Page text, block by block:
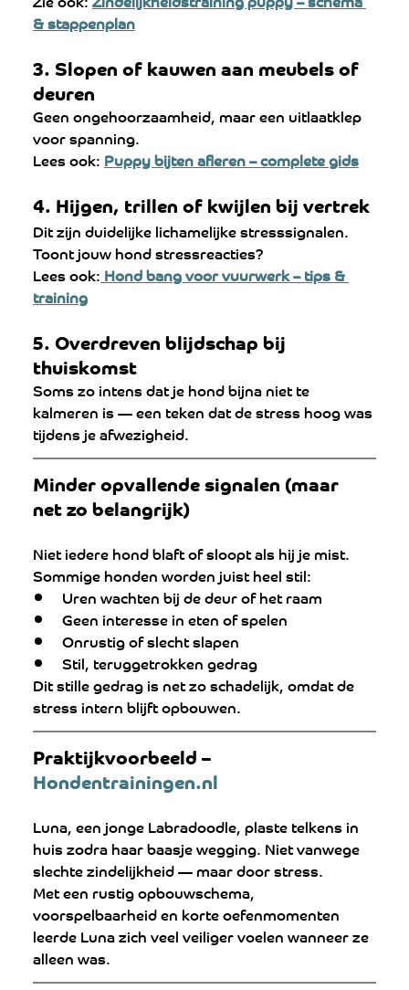
& stappenplan
3. Slopen of kauwen aan meubels of
deuren
Geen ongehoorzaamheid, maar een uitlaatklep
voor spanning.
Lees ook: Puppy bijten afleren – complete gids
4. Hijgen, trillen of kwijlen bij vertrek
Dit zijn duidelijke lichamelijke stresssignalen.
Toont jouw hond stressreacties?
Lees ook:Hond bang voor vuurwerk – tips &
training
5. Overdreven blijdschap bij
thuiskomst
Soms zo intens dat je hond bijna niet te
kalmeren is — een teken dat de stress hoog was
tijdens je afwezigheid.
Minder opvallende signalen (maar
net zo belangrijk)
Niet iedere hond blaft of sloopt als hij je mist.
Sommige honden worden juist heel stil:
Uren wachten bij de deur of het raam
Geen interesse in eten of spelen
Onrustig of slecht slapen
Stil, teruggetrokken gedrag
Dit stille gedrag is net zo schadelijk, omdat de
stress intern blijft opbouwen.
Praktijkvoorbeeld –
Hondentrainingen.nl
Luna, een jonge Labradoodle, plaste telkens in
huis zodra haar baasje wegging. Niet vanwege
slechte zindelijkheid — maar door stress.
Met een rustig opbouwschema,
voorspelbaarheid en korte oefenmomenten
leerde Luna zich veel veiliger voelen wanneer ze
alleen was.